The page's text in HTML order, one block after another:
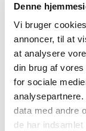
Denne
Vi bruger
annoncer, til at
at analysere
din brug af
for sociale
data med andre
de har
Hvad
Bliv mere
Fejr